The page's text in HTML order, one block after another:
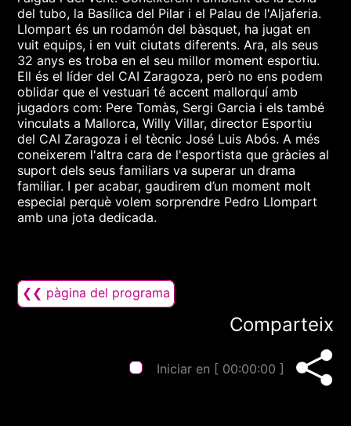
del tubo, la Basílica del Pilar i el Palau de l'Aljaferia.
Llompart és un rodamón del bàsquet, ha jugat en
vuit equips, i en vuit ciutats diferents. Ara, als seus
32 anys es troba en el seu millor moment esportiu.
Ell és el líder del CAI Zaragoza, però no ens podem
oblidar que el vestuari té accent mallorquí amb
jugadors com: Pere Tomàs, Sergi Garcia i els també
vinculats a Mallorca, Willy Villar, director Esportiu
del CAI Zaragoza i el tècnic José Luis Abós. A més
coneixerem l'altra cara de l'esportista que gràcies al
suport dels seus familiars va superar un drama
familiar. I per acabar, gaudirem d’un moment molt
especial perquè volem sorprendre Pedro Llompart
amb una jota dedicada.
❮❮ pàgina del programa
Comparteix
Iniciar en [ 00:00:00 ]